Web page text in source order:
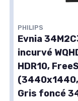
PHILIPS
Evnia
incurvé
HDR10,
(3440x1440,
Gris foncé